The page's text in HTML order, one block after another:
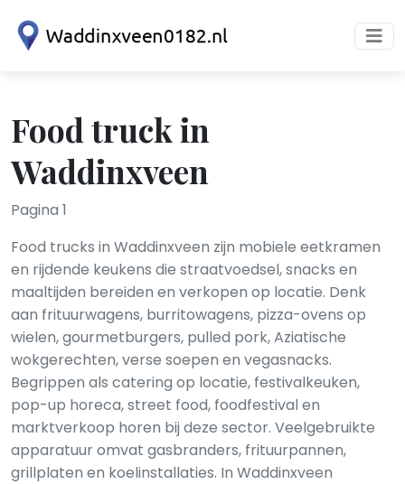
Food truck in
Waddinxveen
Pagina 1
Food trucks in Waddinxveen zijn mobiele eetkramen
en rijdende keukens die straatvoedsel, snacks en
maaltijden bereiden en verkopen op locatie. Denk
aan frituurwagens, burritowagens, pizza-ovens op
wielen, gourmetburgers, pulled pork, Aziatische
wokgerechten, verse soepen en vegasnacks.
Begrippen als catering op locatie, festivalkeuken,
pop-up horeca, street food, foodfestival en
marktverkoop horen bij deze sector. Veelgebruikte
apparatuur omvat gasbranders, frituurpannen,
grillplaten en koelinstallaties. In Waddinxveen